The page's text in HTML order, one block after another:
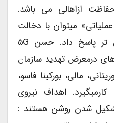
ازاهالی می باشد.
میتوان با دخالت
نظامی آفریقائی تهاجمی تر پاسخ داد. حسن ۵G
درمعرض تهدید سازمان
مالی، بورکینا فاسو،
اهداف نیروی
شدن روشن هستند :